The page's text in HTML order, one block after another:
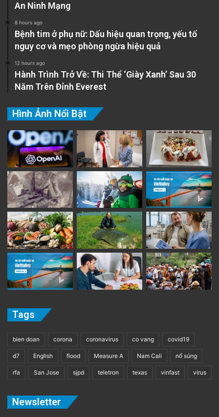
An Ninh Mạng
8 hours ago
Bệnh tim ở phụ nữ: Dấu hiệu quan trọng, yếu tố
nguy cơ và mẹo phòng ngừa hiệu quả
12 hours ago
Hành Trình Trở Về: Thi Thể ‘Giày Xanh’ Sau 30
Năm Trên Đỉnh Everest
Hình Ảnh Nổi Bật
Tags
bien doan corona coronavirus co vang covid19
d7 English flood Measure A Nam Cali nổ súng
rfa San Jose sjpd teletron texas vinfast virus
Newsletter